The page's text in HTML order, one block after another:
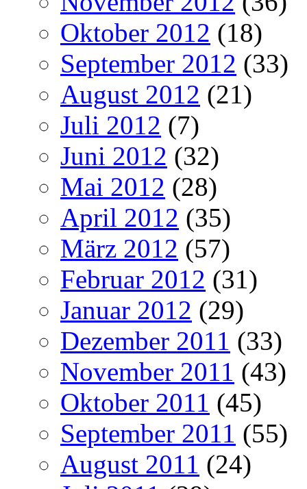
Oktober 2012 (18)
September 2012 (33)
August 2012 (21)
Juli 2012 (7)
Juni 2012 (32)
Mai 2012 (28)
April 2012 (35)
März 2012 (57)
Februar 2012 (31)
Januar 2012 (29)
Dezember 2011 (33)
November 2011 (43)
Oktober 2011 (45)
September 2011 (55)
August 2011 (24)